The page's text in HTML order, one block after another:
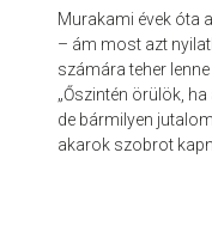
Murakami évek óta
– ám most azt
számára teher
„Őszintén örülök,
de bármilyen
akarok szobrot